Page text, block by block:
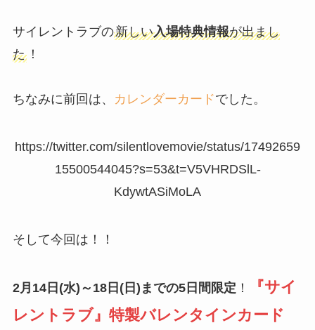
サイレントラブの新しい入場特典情報が出まし
た！
ちなみに前回は、 カレンダーカードでした。
https://twitter.com/silentlovemovie/status/17492659
15500544045?s=53&t=V5VHRDSlL-
KdywtASiMoLA
そして今回は！！
2月14日(水)～18日(日)までの5日間限定 ！
『サイ
レントラブ』特製バレンタインカード